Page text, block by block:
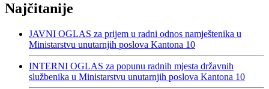
Najčitanije
JAVNI OGLAS za prijem u radni odnos namještenika u
Ministarstvu unutarnjih poslova Kantona 10
INTERNI OGLAS za popunu radnih mjesta državnih
službenika u Ministarstvu unutarnjih poslova Kantona 10